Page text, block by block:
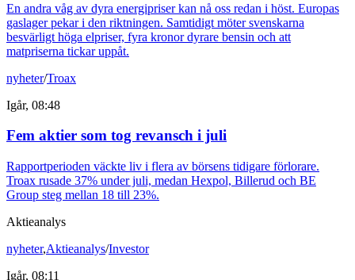
En andra våg av dyra energipriser kan nå oss redan i höst. Europas
gaslager pekar i den riktningen. Samtidigt möter svenskarna
besvärligt höga elpriser, fyra kronor dyrare bensin och att
matpriserna tickar uppåt.
nyheter/Troax
Igår, 08:48
Fem aktier som tog revansch i juli
Rapportperioden väckte liv i flera av börsens tidigare förlorare.
Troax rusade 37% under juli, medan Hexpol, Billerud och BE
Group steg mellan 18 till 23%.
Aktieanalys
nyheter,Aktieanalys/Investor
Igår, 08:11